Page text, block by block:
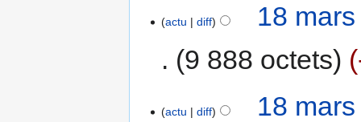
actu diff
18
9 888 octets
actu diff
18